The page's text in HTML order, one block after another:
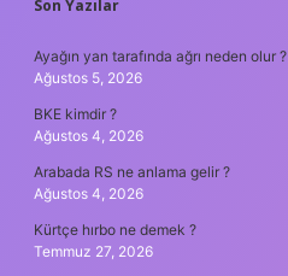
SIDEBAR
Son Yazılar
Ayağın yan tarafında ağrı neden olur ?
Ağustos 5, 2026
BKE kimdir ?
Ağustos 4, 2026
Arabada RS ne anlama gelir ?
Ağustos 4, 2026
Kürtçe hırbo ne demek ?
Temmuz 27, 2026